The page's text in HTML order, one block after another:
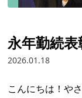
永年勤続
2026.01.18
こんにちは！や